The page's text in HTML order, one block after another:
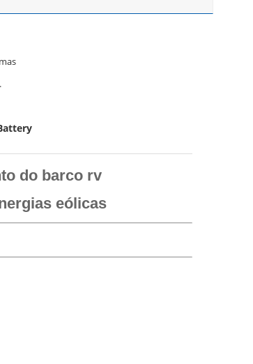
do barco rv
eólicas